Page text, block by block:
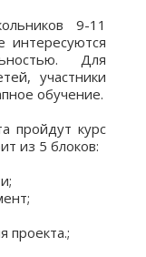
9-11
интересуются
Для
участники
обучение.
пройдут курс
из 5 блоков:
проекта.;